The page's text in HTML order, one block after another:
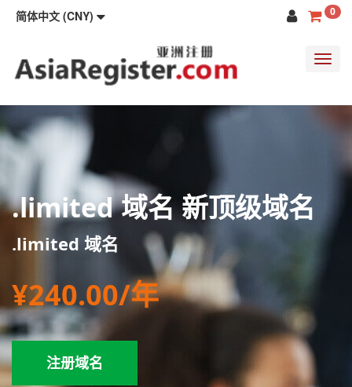
简体中文 (CNY) 0
.limited 域名 新顶级域名
.limited 域名
¥240.00/年
注册域名